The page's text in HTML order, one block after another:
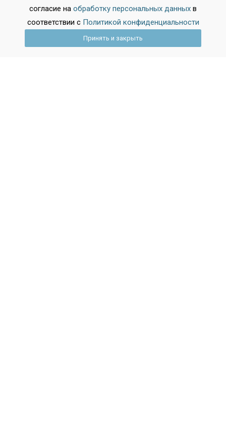
согласие на обработку персональных данных в
соответствии с Политикой конфиденциальности
Принять и закрыть